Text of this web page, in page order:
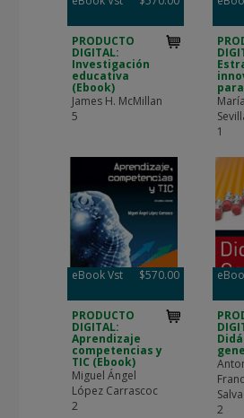
PRODUCTO
DIGITAL:
Investigación
educativa
(Ebook)
James H. McMillan
5
1
eBook Vst $570.00
PRODUCTO
DIGITAL:
Aprendizaje
competencias y
TIC (Ebook)
Miguel Ángel
López Carrascoc
2
2